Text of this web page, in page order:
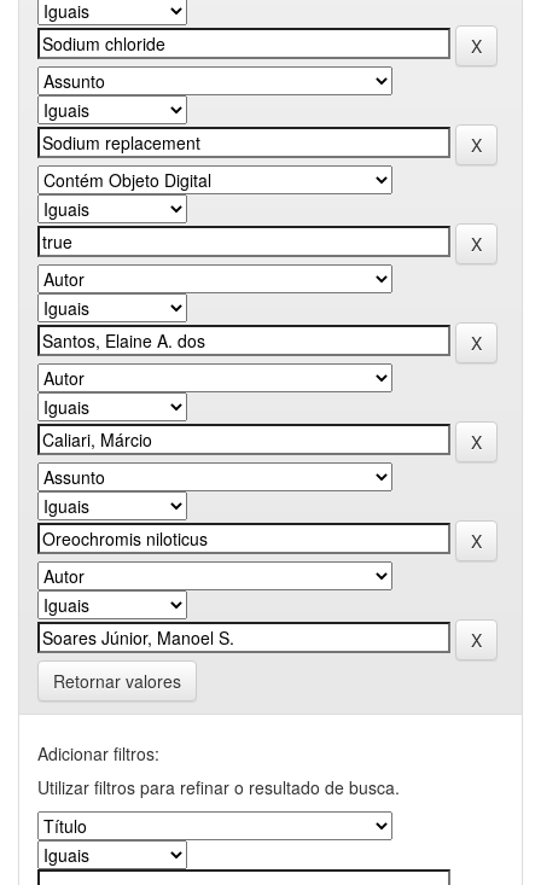
Retornar valores
Adicionar filtros:
Utilizar filtros para refinar o resultado de busca.